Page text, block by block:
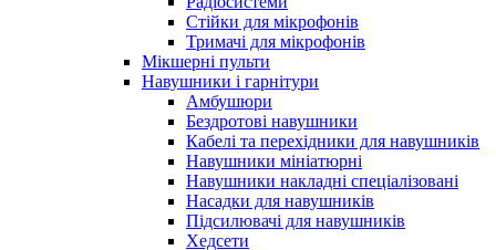
Стійки для мікрофонів
Тримачі для мікрофонів
Мікшерні пульти
Навушники і гарнітури
Амбушюри
Бездротові навушники
Кабелі та перехідники для навушників
Навушники мініатюрні
Навушники накладні спеціалізовані
Насадки для навушників
Підсилювачі для навушників
Хедсети